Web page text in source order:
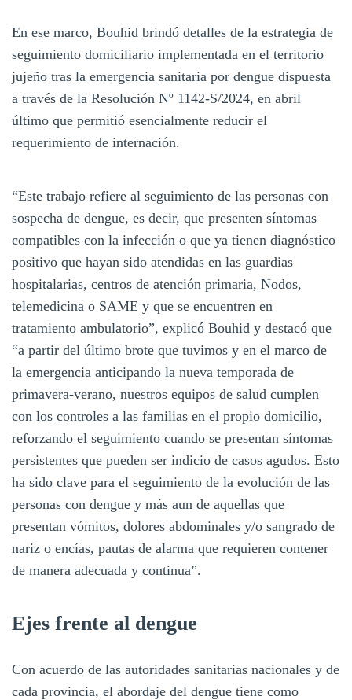
En ese marco, Bouhid brindó detalles de la estrategia de
seguimiento domiciliario implementada en el territorio
jujeño tras la emergencia sanitaria por dengue dispuesta
a través de la Resolución Nº 1142-S/2024, en abril
último que permitió esencialmente reducir el
requerimiento de internación.
“Este trabajo refiere al seguimiento de las personas con
sospecha de dengue, es decir, que presenten síntomas
compatibles con la infección o que ya tienen diagnóstico
positivo que hayan sido atendidas en las guardias
hospitalarias, centros de atención primaria, Nodos,
telemedicina o SAME y que se encuentren en
tratamiento ambulatorio”, explicó Bouhid y destacó que
“a partir del último brote que tuvimos y en el marco de
la emergencia anticipando la nueva temporada de
primavera-verano, nuestros equipos de salud cumplen
con los controles a las familias en el propio domicilio,
reforzando el seguimiento cuando se presentan síntomas
persistentes que pueden ser indicio de casos agudos. Esto
ha sido clave para el seguimiento de la evolución de las
personas con dengue y más aun de aquellas que
presentan vómitos, dolores abdominales y/o sangrado de
nariz o encías, pautas de alarma que requieren contener
de manera adecuada y continua”.
Ejes frente al dengue
Con acuerdo de las autoridades sanitarias nacionales y de
cada provincia, el abordaje del dengue tiene como